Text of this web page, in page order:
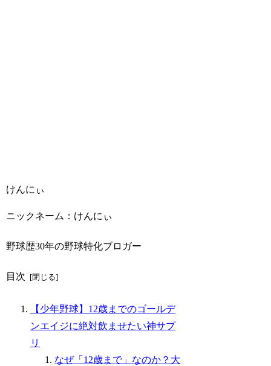
けんにぃ
ニックネーム：けんにぃ
野球歴30年の野球特化ブロガー
目次
【少年野球】12歳までのゴールデ
ンエイジに絶対飲ませたい神サプ
リ
なぜ「12歳まで」なのか？大